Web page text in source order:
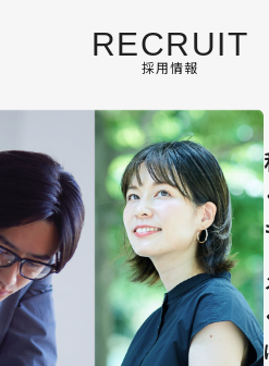
RECRUIT
採用情報